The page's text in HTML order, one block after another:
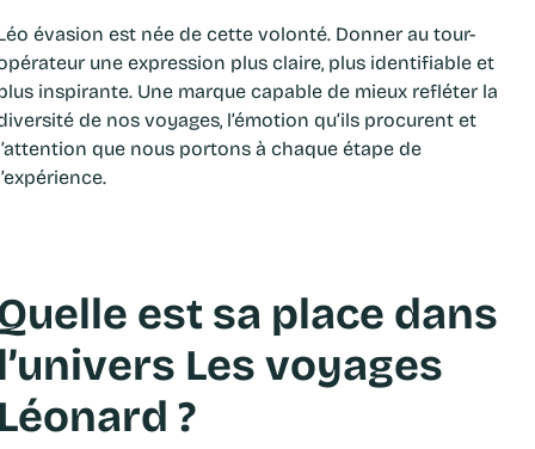
évasion est née de cette volonté. Donner au tour-
une expression plus claire, plus identifiable et
inspirante. Une marque capable de mieux refléter la
de nos voyages, l’émotion qu’ils procurent et
que nous portons à chaque étape de
est sa place dans
Les voyages
?